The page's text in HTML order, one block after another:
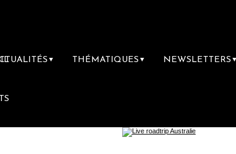
▼ THÉMATIQUES ▼ NEWSLETTERS ▼